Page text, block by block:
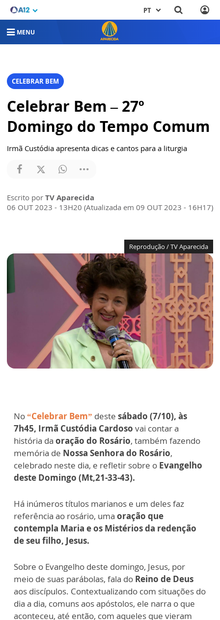
PT
MENU
CELEBRAR BEM
Celebrar Bem – 27º
Domingo do Tempo Comum
Irmã Custódia apresenta dicas e cantos para a liturgia
Escrito por TV Aparecida
06 OUT 2023 - 13H20 (Atualizada em 09 OUT 2023 - 16H17)
Reprodução / TV Aparecida
No“Celebrar Bem” deste sábado (7/10), às
7h45, Irmã Custódia Cardoso vai contar a
história da oração do Rosário, também fazendo
memória de Nossa Senhora do Rosário,
celebrado neste dia, e refletir sobre o Evangelho
deste Domingo (Mt,21-33-43).
Há inúmeros títulos marianos e um deles faz
referência ao rosário, uma oração que
contempla Maria e os Mistérios da redenção
de seu filho, Jesus.
Sobre o Evangelho deste domingo, Jesus, por
meio de suas parábolas, fala do Reino de Deus
aos discípulos. Contextualizando com situações do
dia a dia, comuns aos apóstolos, ele narra o que
aconteceu, até então, com aqueles que vieram